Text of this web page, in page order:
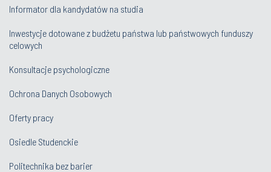
Informator dla kandydatów na studia
Inwestycje dotowane z budżetu państwa lub państwowych funduszy
celowych
Konsultacje psychologiczne
Ochrona Danych Osobowych
Oferty pracy
Osiedle Studenckie
Politechnika bez barier